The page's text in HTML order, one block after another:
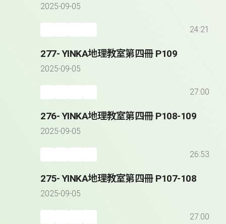
2025-09-05
24:21
277- YINKA地理教室第四冊 P109
2025-09-05
27:00
276- YINKA地理教室第四冊 P108-109
2025-09-05
26:53
275- YINKA地理教室第四冊 P107-108
2025-09-05
27:00